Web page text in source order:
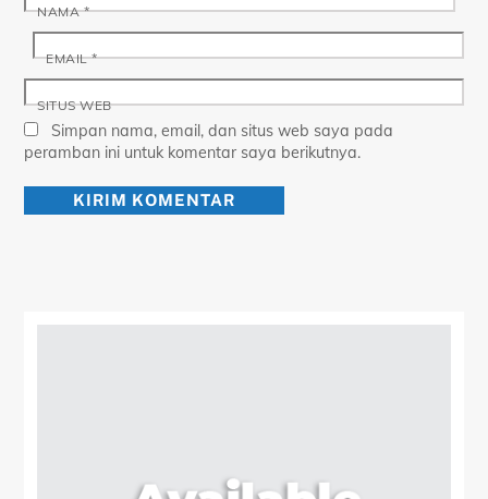
NAMA*
EMAIL*
SITUS WEB
Simpan nama, email, dan situs web saya pada
peramban ini untuk komentar saya berikutnya.